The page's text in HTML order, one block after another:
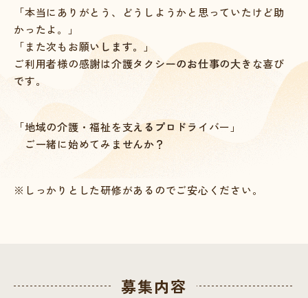
「本当にありがとう、どうしようかと思っていたけど助
かったよ。」
「また次もお願いします。」
ご利用者様の感謝は介護タクシーのお仕事の大きな喜び
です。
「地域の介護・福祉を支えるプロドライバー」
ご一緒に始めてみませんか？
※しっかりとした研修があるのでご安心ください。
募集内容